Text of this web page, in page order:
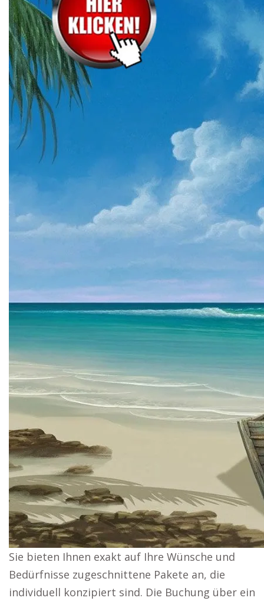
Sie bieten Ihnen exakt auf Ihre Wünsche und
Bedürfnisse zugeschnittene Pakete an, die
individuell konzipiert sind. Die Buchung über ein